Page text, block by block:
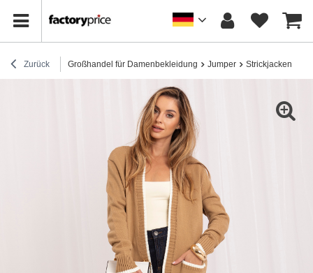
Zurück Großhandel für Damenbekleidung Jumper Strickjacken